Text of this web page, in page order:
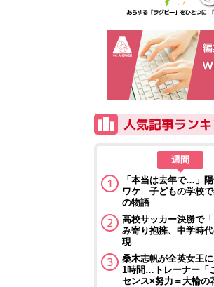
週間
「本当は去年で…」
ワケ 子どもの学校
の物語
高校サッカー決勝で
み寄り抱擁、中学時
現
桑木志帆が全英女王
1時間…トレーナー「
センス×努力＝大輪の